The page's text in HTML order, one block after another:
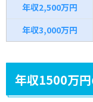
年収2,500万円
年収3,000万円
年収1500万